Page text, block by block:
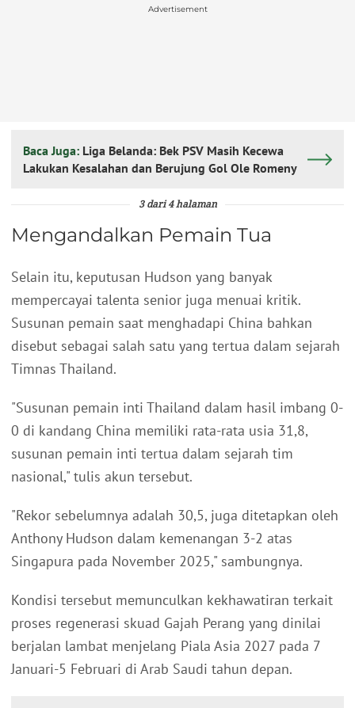
Advertisement
Baca Juga: Liga Belanda: Bek PSV Masih Kecewa
Lakukan Kesalahan dan Berujung Gol Ole Romeny
3 dari 4 halaman
Mengandalkan Pemain Tua
Selain itu, keputusan Hudson yang banyak
mempercayai talenta senior juga menuai kritik.
Susunan pemain saat menghadapi China bahkan
disebut sebagai salah satu yang tertua dalam sejarah
Timnas Thailand.
"Susunan pemain inti Thailand dalam hasil imbang 0-
0 di kandang China memiliki rata-rata usia 31,8,
susunan pemain inti tertua dalam sejarah tim
nasional," tulis akun tersebut.
"Rekor sebelumnya adalah 30,5, juga ditetapkan oleh
Anthony Hudson dalam kemenangan 3-2 atas
Singapura pada November 2025," sambungnya.
Kondisi tersebut memunculkan kekhawatiran terkait
proses regenerasi skuad Gajah Perang yang dinilai
berjalan lambat menjelang Piala Asia 2027 pada 7
Januari-5 Februari di Arab Saudi tahun depan.